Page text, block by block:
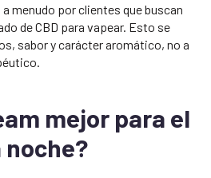
a menudo por clientes que buscan
de CBD para vapear. Esto se
sabor y carácter aromático, no a
mejor para el
noche?